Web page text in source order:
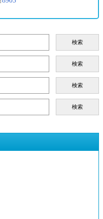
検索
検索
検索
検索